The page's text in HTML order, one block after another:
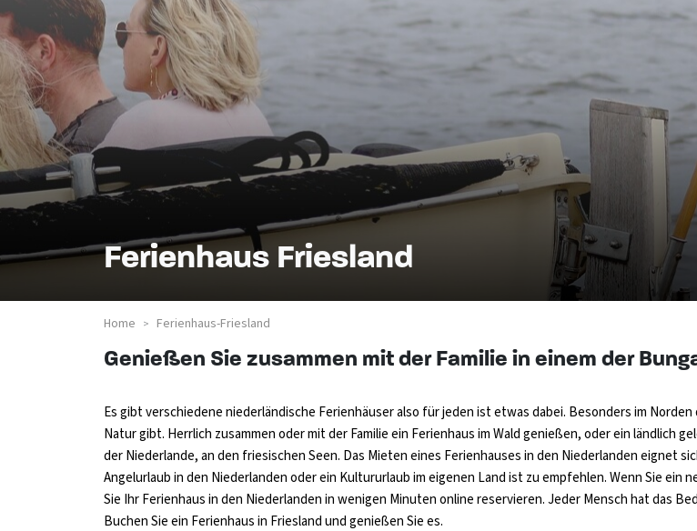
Ferienhaus Friesland
Home > Ferienhaus-Friesland
Genießen Sie zusammen mit der Familie in einem der
Es gibt verschiedene niederländische Ferienhäuser also für jeden ist etwas dabei. Besonders im
Natur gibt. Herrlich zusammen oder mit der Familie ein Ferienhaus im Wald genießen, oder ein ländlich
der Niederlande, an den friesischen Seen. Das Mieten eines Ferienhauses in den Niederlanden eignet
Angelurlaub in den Niederlanden oder ein Kultururlaub im eigenen Land ist zu empfehlen. Wenn Sie
Sie Ihr Ferienhaus in den Niederlanden in wenigen Minuten online reservieren. Jeder Mensch hat das
Buchen Sie ein Ferienhaus in Friesland und genießen Sie es.